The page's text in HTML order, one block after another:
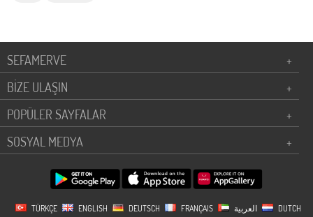
SEFAMERVE
+
BİZE ULAŞIN
+
POPÜLER SAYFALAR
+
SOSYAL MEDYA
+
TÜRKÇE ENGLISH DEUTSCH FRANÇAIS DUTCH